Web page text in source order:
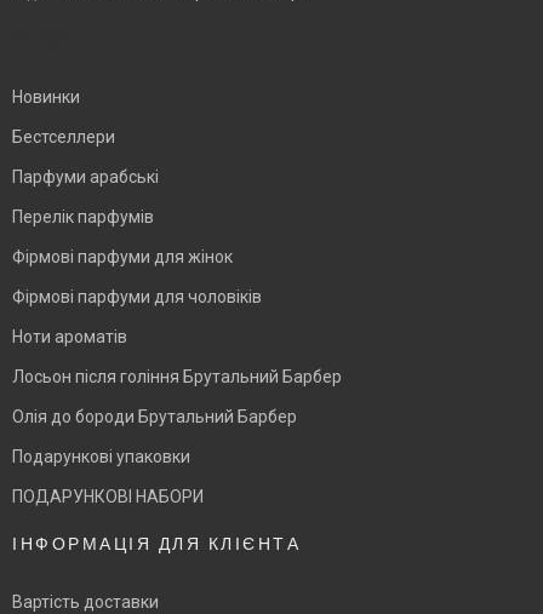
Новинки
Бестселлери
Парфуми арабські
Перелік парфумів
Фірмові парфуми для жінок
Фірмові парфуми для чоловіків
Ноти ароматів
Лосьон після гоління Брутальний Барбер
Олія до бороди Брутальний Барбер
Подарункові упаковки
ПОДАРУНКОВІ НАБОРИ
ІНФОРМАЦІЯ ДЛЯ КЛІЄНТА
Вартість доставки